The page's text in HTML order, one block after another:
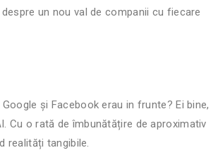
un nou val de companii cu fiecare
și Facebook erau in frunte? Ei bine,
Cu o rată de îmbunătățire de aproximativ
realități tangibile.